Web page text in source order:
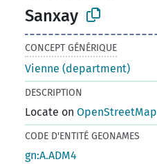
Sanxay
CONCEPT GÉNÉRIQUE
Vienne (department)
DESCRIPTION
Locate onOpenStreetMap
CODE D'ENTITÉ GEONAMES
gn:A.ADM4